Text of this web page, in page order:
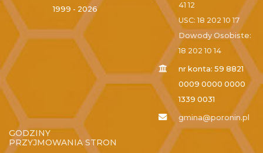
1999 - 2026
41 12
USC: 18 202 10 17
Dowody Osobiste:
18 202 10 14
nr konta: 59 8821
0009 0000 0000
1339 0031
gmina@poronin.pl
GODZINY
PRZYJMOWANIA STRON